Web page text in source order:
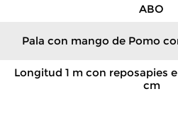
ABO
Pala con mango de Pomo
Longitud 1 m con reposapies
cm